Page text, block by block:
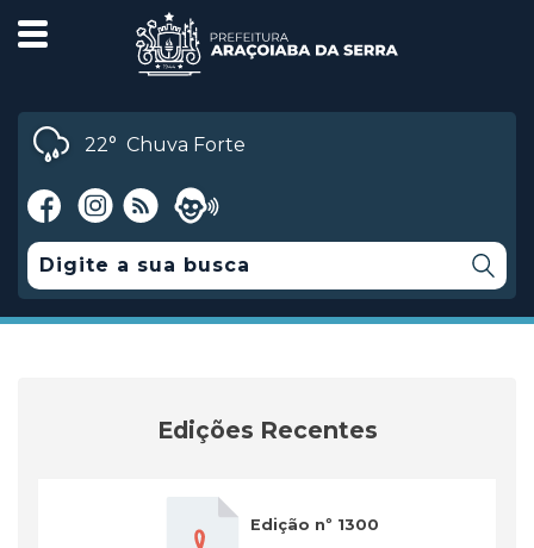
22° Chuva Forte
Edições Recentes
Edição nº 1300